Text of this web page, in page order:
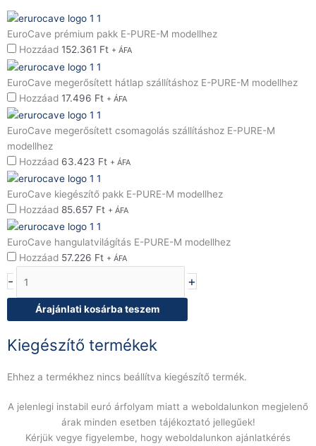
EuroCave prémium pakk E-PURE-M modellhez
Hozzáad 152.361 Ft + ÁFA
EuroCave megerősített hátlap szállításhoz E-PURE-M modellhez
Hozzáad 17.496 Ft + ÁFA
EuroCave megerősített csomagolás szállításhoz E-PURE-M
modellhez
Hozzáad 63.423 Ft + ÁFA
EuroCave kiegészítő pakk E-PURE-M modellhez
Hozzáad 85.657 Ft + ÁFA
EuroCave hangulatvilágítás E-PURE-M modellhez
Hozzáad 57.226 Ft + ÁFA
-
EuroCave
Pure
E-
PURE-
M
3
hőmérsékletű,
law-
üveg
ajtós,
borszekrény
mennyiség
+
Árajánlati kosárba teszem
Kiegészítő termékek
Ehhez a termékhez nincs beállítva kiegészítő termék.
A jelenlegi instabil euró árfolyam miatt a weboldalunkon megjelenő
árak minden esetben tájékoztató jellegűek!
Kérjük vegye figyelembe, hogy weboldalunkon ajánlatkérés